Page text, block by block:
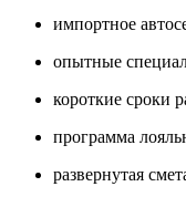
импортное
опытные
короткие сроки
программа
развернутая